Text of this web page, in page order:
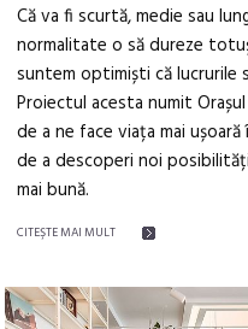
Că va fi scurtă, medie sau
normalitate o să dureze
suntem optimiști că
Proiectul acesta numit
de a ne face viața mai
de a descoperi noi
mai bună.
CITEŞTE MAI MULT